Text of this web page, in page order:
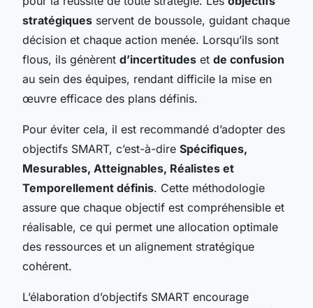
stratégiques servent de boussole, guidant chaque
décision et chaque action menée. Lorsqu’ils sont
flous, ils génèrent d’incertitudes et de confusion
au sein des équipes, rendant difficile la mise en
œuvre efficace des plans définis.
Pour éviter cela, il est recommandé d’adopter des
objectifs SMART, c’est-à-dire Spécifiques,
Mesurables, Atteignables, Réalistes et
Temporellement définis. Cette méthodologie
assure que chaque objectif est compréhensible et
réalisable, ce qui permet une allocation optimale
des ressources et un alignement stratégique
cohérent.
L’élaboration d’objectifs SMART encourage